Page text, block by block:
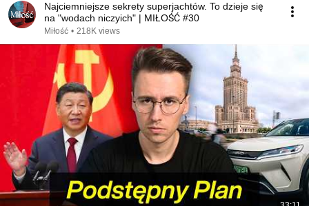
Najciemniejsze sekrety superjachtów. To dzieje się
na "wodach niczyich" | MIŁOŚĆ #30
Miłość • 218K views